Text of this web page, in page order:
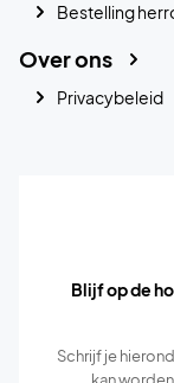
Bestelling
Over ons
Privacybeleid
Blijf op de
Schrijf je